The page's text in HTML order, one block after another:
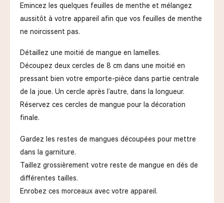
Emincez les quelques feuilles de menthe et mélangez
aussitôt à votre appareil afin que vos feuilles de menthe
ne noircissent pas.
Détaillez une moitié de mangue en lamelles.
Découpez deux cercles de 8 cm dans une moitié en
pressant bien votre emporte-pièce dans partie centrale
de la joue. Un cercle après l’autre, dans la longueur.
Réservez ces cercles de mangue pour la décoration
finale.
Gardez les restes de mangues découpées pour mettre
dans la garniture.
Taillez grossièrement votre reste de mangue en dés de
différentes tailles.
Enrobez ces morceaux avec votre appareil.